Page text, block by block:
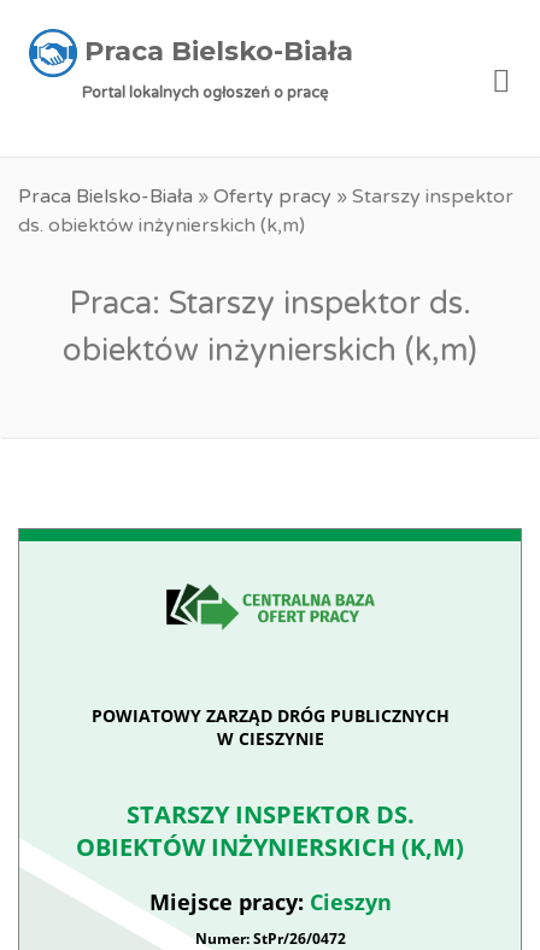
Praca Bielsko-Biała
Portal lokalnych ogłoszeń o pracę
Praca Bielsko-Biała » Oferty pracy » Starszy inspektor
ds. obiektów inżynierskich (k,m)
Praca: Starszy inspektor ds.
obiektów inżynierskich (k,m)
POWIATOWY ZARZĄD DRÓG PUBLICZNYCH
W CIESZYNIE
STARSZY INSPEKTOR DS.
OBIEKTÓW INŻYNIERSKICH (K,M)
Miejsce pracy: Cieszyn
Numer: StPr/26/0472